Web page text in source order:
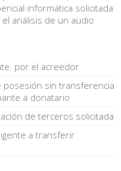
informática solicitada
análisis de un audio
por el acreedor
posesión sin transferencia
a donatario
de terceros solicitada
a transferir